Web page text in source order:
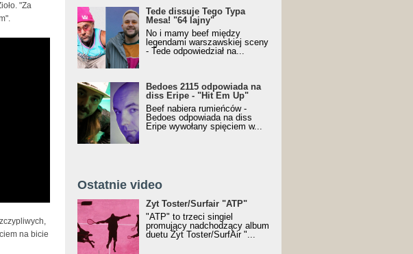
"Za
na bicie
Tede dissuje Tego Typa
Mesa! "64 lajny"
No i mamy beef między
legendami warszawskiej sceny
- Tede odpowiedział na...
Bedoes 2115 odpowiada na
diss Eripe - "Hit Em Up"
Beef nabiera rumieńców -
Bedoes odpowiada na diss
Eripe wywołany spięciem w...
Ostatnie video
Żyt Toster/SurfAir - ATP VIDEO
Żyt Toster/Surfair "ATP"
"ATP" to trzeci singiel
promujący nadchodzący album
duetu Żyt Toster/SurfAir "...